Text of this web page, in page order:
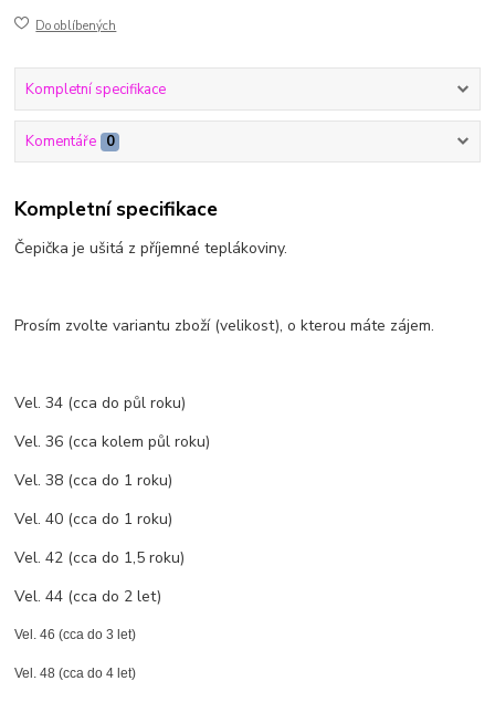
Do oblíbených
Kompletní specifikace
Komentáře 0
Kompletní specifikace
Čepička je ušitá z příjemné teplákoviny.
Prosím zvolte variantu zboží (velikost), o kterou máte zájem.
Vel. 34 (cca do půl roku)
Vel. 36 (cca kolem půl roku)
Vel. 38 (cca do 1 roku)
Vel. 40 (cca do 1 roku)
Vel. 42 (cca do 1,5 roku)
Vel. 44 (cca do 2 let)
Vel. 46 (cca do 3 let)
Vel. 48 (cca do 4 let)